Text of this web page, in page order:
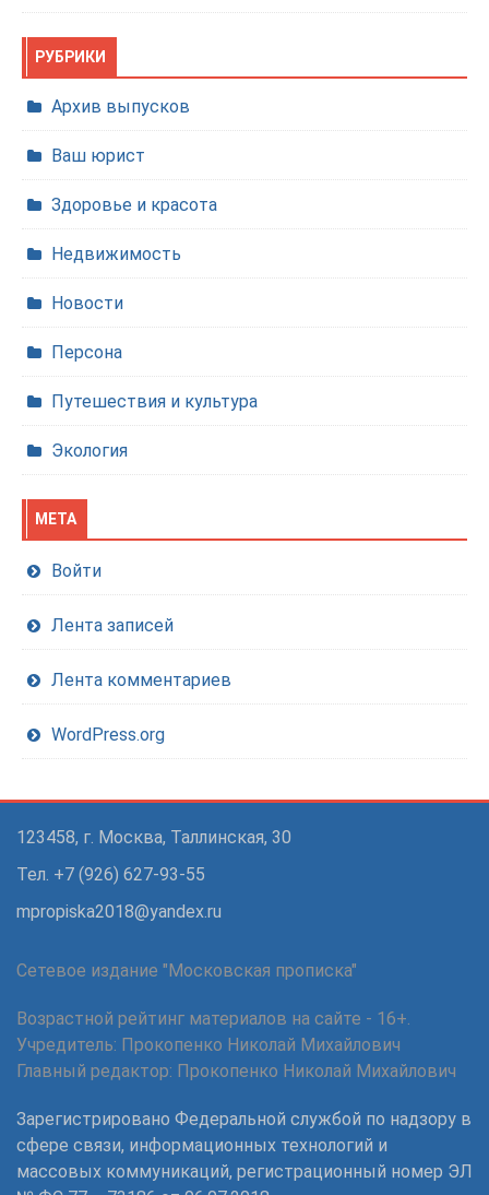
РУБРИКИ
Архив выпусков
Ваш юрист
Здоровье и красота
Недвижимость
Новости
Персона
Путешествия и культура
Экология
МЕТА
Войти
Лента записей
Лента комментариев
WordPress.org
123458, г. Москва, Таллинская, 30
Тел. +7 (926) 627-93-55
mpropiska2018@yandex.ru
Сетевое издание "Московская прописка"
Возрастной рейтинг материалов на сайте - 16+.
Учредитель: Прокопенко Николай Михайлович
Главный редактор: Прокопенко Николай Михайлович
Зарегистрировано Федеральной службой по надзору в
сфере связи, информационных технологий и
массовых коммуникаций, регистрационный номер ЭЛ